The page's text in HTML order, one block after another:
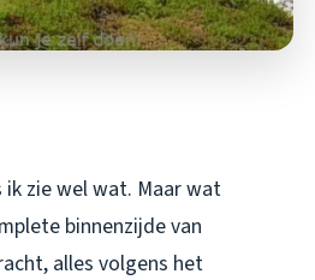
zie wel wat. Maar wat
binnenzijde van
alles volgens het